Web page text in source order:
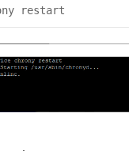
restart